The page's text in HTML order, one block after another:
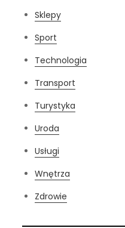
Sklepy
Sport
Technologia
Transport
Turystyka
Uroda
Usługi
Wnętrza
Zdrowie